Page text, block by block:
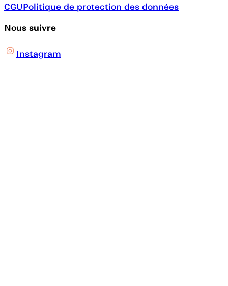
CGUPolitique de protection des données
Nous suivre
Instagram